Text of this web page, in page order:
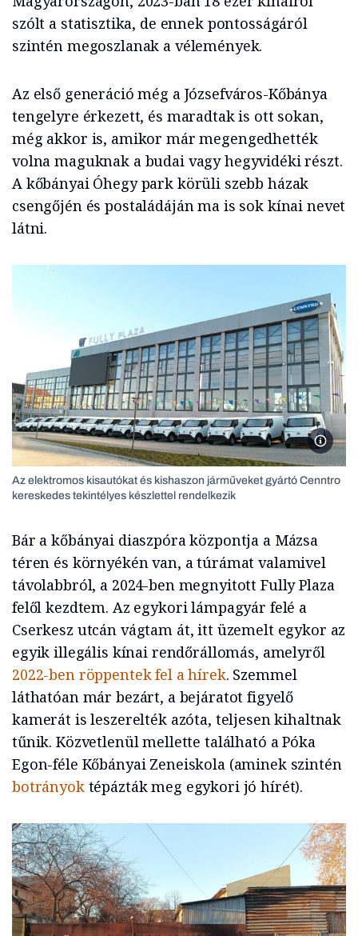
szólt a statisztika, de ennek pontosságáról
szintén megoszlanak a vélemények.
Az első generáció még a Józsefváros-Kőbánya
tengelyre érkezett, és maradtak is ott sokan,
még akkor is, amikor már megengedhették
volna maguknak a budai vagy hegyvidéki részt.
A kőbányai Óhegy park körüli szebb házak
csengőjén és postaládáján ma is sok kínai nevet
látni.
Az
Az elektromos kisautókat és kishaszon járműveket gyártó Cenntro
kereskedes tekintélyes készlettel rendelkezik
Bár a kőbányai diaszpóra központja a Mázsa
téren és környékén van, a túrámat valamivel
távolabbról, a 2024-ben megnyitott Fully Plaza
felől kezdtem. Az egykori lámpagyár felé a
Cserkesz utcán vágtam át, itt üzemelt egykor az
egyik illegális kínai rendőrállomás, amelyről
2022-ben röppentek fel a hírek. Szemmel
láthatóan már bezárt, a bejáratot figyelő
kamerát is leszerelték azóta, teljesen kihaltnak
tűnik. Közvetlenül mellette található a Póka
Egon-féle Kőbányai Zeneiskola (aminek szintén
botrányok tépázták meg egykori jó hírét).